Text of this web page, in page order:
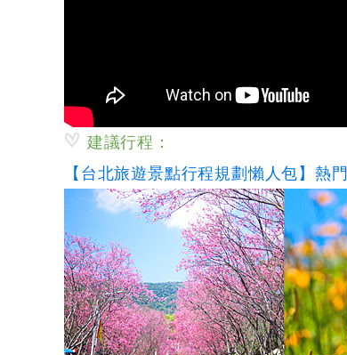
建議行程：
【台北旅遊景點行程規劃懶人包】